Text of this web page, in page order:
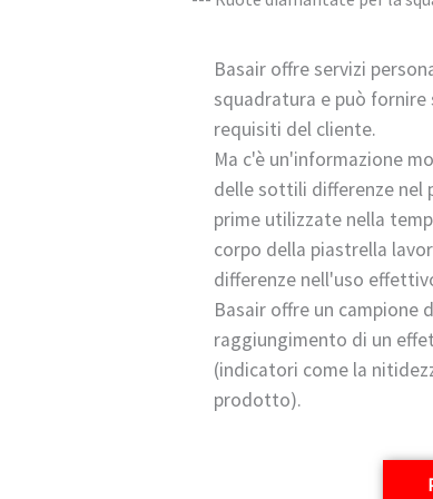
Basair offre servizi
squadratura e può fornire
requisiti del cliente.
Ma c'è un'informazione
delle sottili differenze nel
prime utilizzate nella
corpo della piastrella
differenze nell'uso
Basair offre un campione
raggiungimento di un
(indicatori come la
prodotto).